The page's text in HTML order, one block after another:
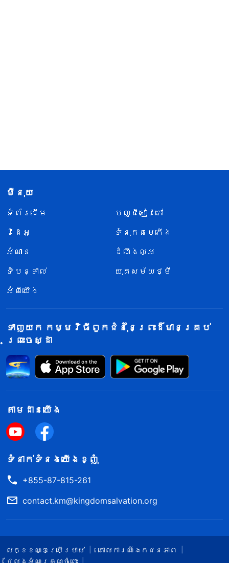
មីនុយ
ទំព័រ​ដើម
បញ្ជីសៀវភៅ
វីដេអូ
ទំនុកតម្កើង
អំណាន
ដំណឹងល្អ
ទីបន្ទាល់
យុគសម័យថ្មី
អំពីយើង
ទាញយក កម្មវិធីពួកជំនុំនៃព្រះដ៏មានគ្រប់
ព្រះចេស្ដា
តាម​ដាន​យើង​
ទំនាក់​ទំនង​យើង​ខ្ញុំ
+855-87-815-261
contact.km@kingdomsalvation.org
លក្ខខណ្ឌ​ប្រើប្រាស់​
គោលការណ៍ឯកជនភាព
ថ្លែងអំណរគុណចំពោះ